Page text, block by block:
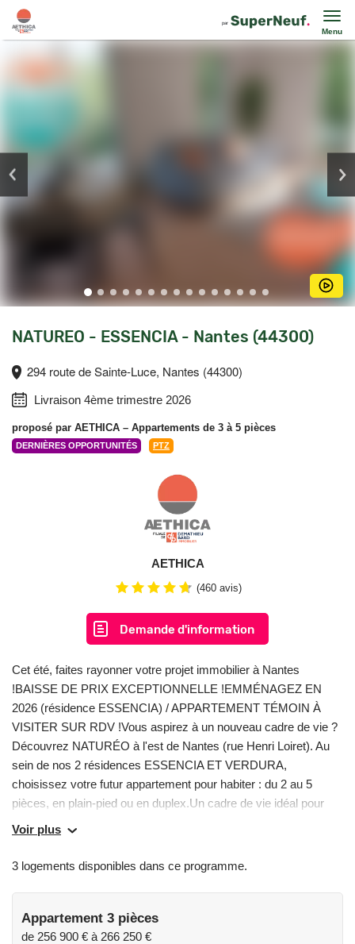
Menu
NATUREO - ESSENCIA - Nantes (44300)
294 route de Sainte-Luce, Nantes (44300)
Livraison 4ème trimestre 2026
proposé par AETHICA – Appartements de 3 à 5 pièces
DERNIÈRES OPPORTUNITÉS PTZ
AETHICA
(460 avis)
Demande d'information
Cet été, faites rayonner votre projet immobilier à Nantes
!BAISSE DE PRIX EXCEPTIONNELLE !EMMÉNAGEZ EN
2026 (résidence ESSENCIA) / APPARTEMENT TÉMOIN À
VISITER SUR RDV !Vous aspirez à un nouveau cadre de vie ?
Découvrez NATURÉO à l'est de Nantes (rue Henri Loiret). Au
sein de nos 2 résidences ESSENCIA ET VERDURA,
choisissez votre futur appartement pour habiter : du 2 au 5
pièces, en plain-pied ou en duplex.Un cadre de vie idéal pour
votre famille, au cœur d'un écrin de verdure entre vergers et
fermes urbaines, des écoles, et des équipements sportifs.
profiter pleinement de la nature omniprésente. Conçus pour
votre confort et bien-être, ces logements sont économes en
énergie (DPE A, RE2020), parfaits pour un quotidien
Voir plus
3 logements disponibles dans ce programme.
Appartement 3 pièces
de 256 900 € à 266 250 €